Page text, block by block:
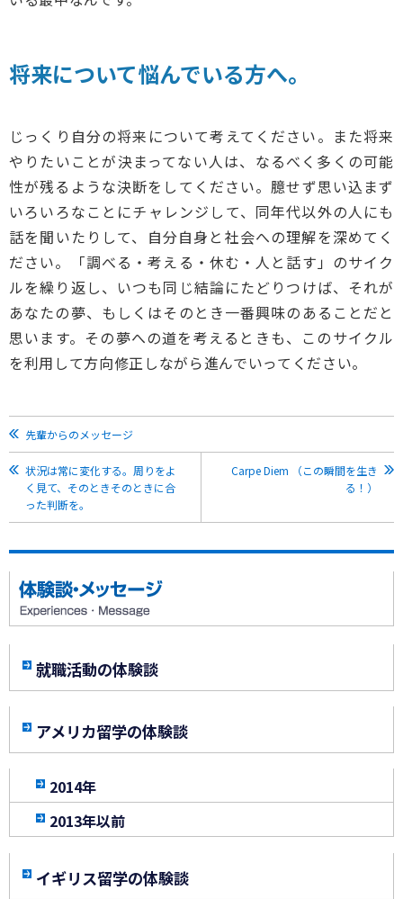
将来について悩んでいる方へ。
じっくり自分の将来について考えてください。また将来
やりたいことが決まってない人は、なるべく多くの可能
性が残るような決断をしてください。臆せず思い込まず
いろいろなことにチャレンジして、同年代以外の人にも
話を聞いたりして、自分自身と社会への理解を深めてく
ださい。「調べる・考える・休む・人と話す」のサイク
ルを繰り返し、いつも同じ結論にたどりつけば、それが
あなたの夢、もしくはそのとき一番興味のあることだと
思います。その夢への道を考えるときも、このサイクル
を利用して方向修正しながら進んでいってください。
先輩からのメッセージ
状況は常に変化する。周りをよ
く見て、そのときそのときに合
った判断を。
Carpe Diem （この瞬間を生き
る！）
就職活動の体験談
アメリカ留学の体験談
2014年
2013年以前
イギリス留学の体験談